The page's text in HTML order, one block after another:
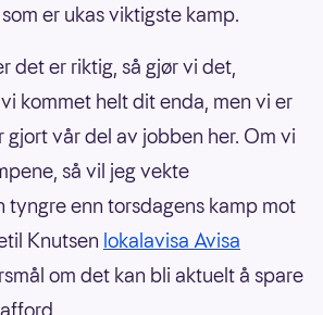
er ukas viktigste kamp.
det er riktig, så gjør vi det,
kommet helt dit enda, men vi er
gjort vår del av jobben her. Om vi
så vil jeg vekte
tyngre enn torsdagens kamp mot
Knutsen lokalavisa Avisa
om det kan bli aktuelt å spare